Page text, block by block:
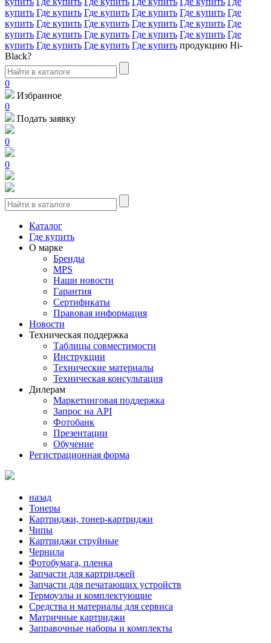
купить Где купить Где купить Где купить Где купить Где
купить Где купить Где купить Где купить Где купить Где
купить Где купить Где купить Где купить Где купить Где
купить Где купить Где купить Где купить продукцию Hi-
Black?
0
Избранное
0
Подать заявку
0
0
Каталог
Где купить
О марке
Бренды
MPS
Наши новости
Гарантия
Сертификаты
Правовая информация
Новости
Техническая поддержка
Таблицы совместимости
Инструкции
Технические материалы
Техническая консультация
Дилерам
Маркетинговая поддержка
Запрос на API
Фотобанк
Презентации
Обучение
Регистрационная форма
назад
Тонеры
Картриджи, тонер-картриджи
Чипы
Картриджи струйные
Чернила
Фотобумага, пленка
Запчасти для картриджей
Запчасти для печатающих устройств
Термоузлы и комплектующие
Средства и материалы для сервиса
Матричные картриджи
Заправочные наборы и комплекты